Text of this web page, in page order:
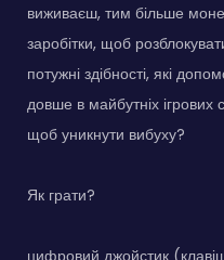
виживаєш, тим більше
заробітки, щоб
потужні здібності, які
довше в майбутніх ігрових
щоб уникнути вибуху?
Як грати?
цифровий джойстик